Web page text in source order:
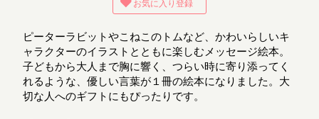
お気に入り登録
ピーターラビットやこねこのトムなど、かわいらしいキ
ャラクターのイラストとともに楽しむメッセージ絵本。
子どもから大人まで胸に響く、つらい時に寄り添ってく
れるような、優しい言葉が１冊の絵本になりました。大
切な人へのギフトにもぴったりです。